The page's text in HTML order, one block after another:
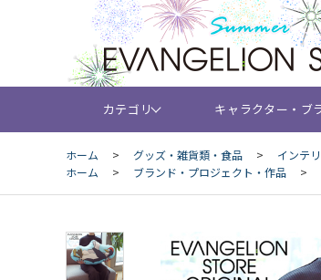
カテゴリ キャラクター・ブ
ホーム > グッズ・雑貨類・食品 > インテ
ホーム
> ブランド・プロジェクト・作品 >